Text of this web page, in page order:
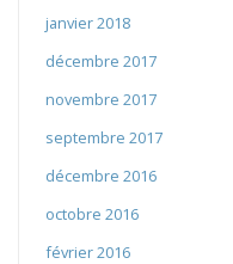
janvier 2018
décembre 2017
novembre 2017
septembre 2017
décembre 2016
octobre 2016
février 2016